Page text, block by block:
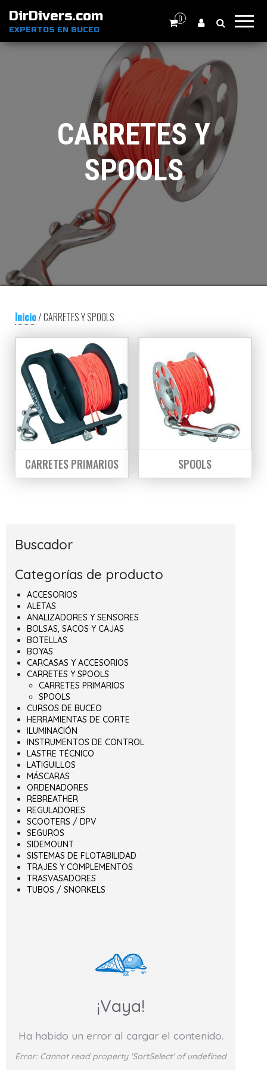
DirDivers.com
EXPERTOS EN BUCEO
0
CARRETES Y
SPOOLS
Inicio/ CARRETES Y SPOOLS
CARRETES PRIMARIOS SPOOLS
Buscador
Categorías de producto
ACCESORIOS
ALETAS
ANALIZADORES Y SENSORES
BOLSAS, SACOS Y CAJAS
BOTELLAS
BOYAS
CARCASAS Y ACCESORIOS
CARRETES Y SPOOLS
CARRETES PRIMARIOS
SPOOLS
CURSOS DE BUCEO
HERRAMIENTAS DE CORTE
ILUMINACIÓN
INSTRUMENTOS DE CONTROL
LASTRE TÉCNICO
LATIGUILLOS
MÁSCARAS
ORDENADORES
REBREATHER
REGULADORES
SCOOTERS / DPV
SEGUROS
SIDEMOUNT
SISTEMAS DE FLOTABILIDAD
TRAJES Y COMPLEMENTOS
TRASVASADORES
TUBOS / SNORKELS
¡Vaya!
Ha habido un error al cargar el contenido.
Error: Cannot read property 'SortSelect' of undefined